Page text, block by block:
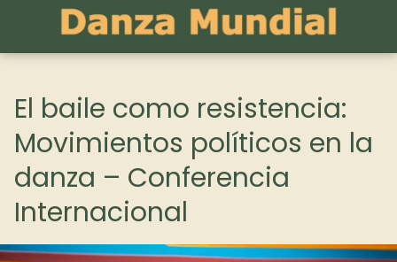
El baile como resistencia:
Movimientos políticos en la
danza – Conferencia
Internacional